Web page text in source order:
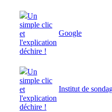
Un
simple clic
et
l'explication
déchire !
Google
Un
simple clic
et
l'explication
déchire !
Institut de